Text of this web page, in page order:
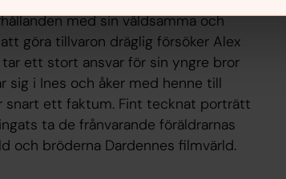
med sin våldsamma och
göra tillvaron dräglig försöker Alex
ett stort ansvar för sin yngre bror
sig i Ines och åker med henne till
snart ett faktum. Fint tecknat porträtt
ta de frånvarande föräldrarnas
och bröderna Dardennes filmvärld.